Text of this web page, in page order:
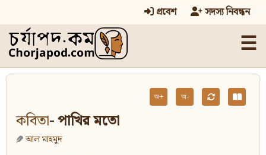
প্রবেশ সদস্য নিবন্ধন
☰
অ+ অ-
কবিতা- পাখির মতো
আল মাহমুদ